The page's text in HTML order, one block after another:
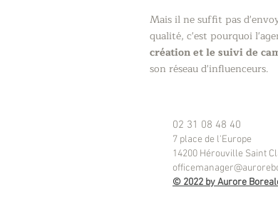
Mais il ne suffit pas
qualité, c'est pourquoi
création et le suivi de
son réseau d'influenceurs.
02 31 08 48 40
7 place de l'Europe
14200 Hérouville Saint
© 2022 by Aurore